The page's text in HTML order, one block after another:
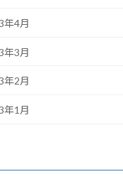
年4月
年3月
年2月
年1月